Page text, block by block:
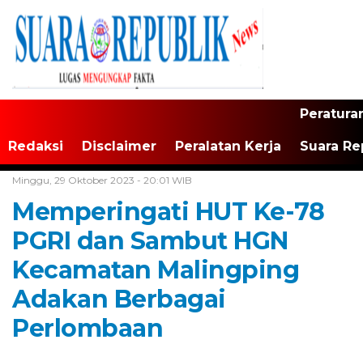
Redaksi Disclaimer Peralatan Kerja Suara
Minggu, 29 Oktober 2023 - 20:01 WIB
Memperingati HUT Ke-78
PGRI dan Sambut HGN
Kecamatan Malingping
Adakan Berbagai
Perlombaan